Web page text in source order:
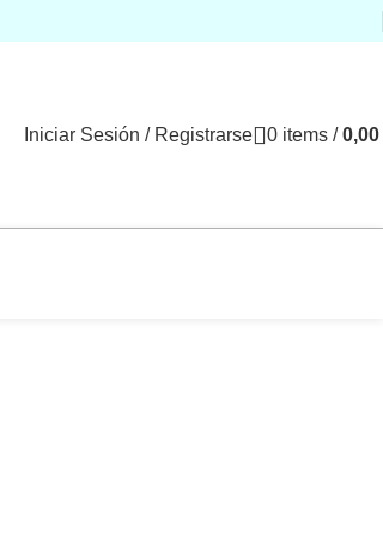
Iniciar Sesión / Registrarse 0 items / 0,00